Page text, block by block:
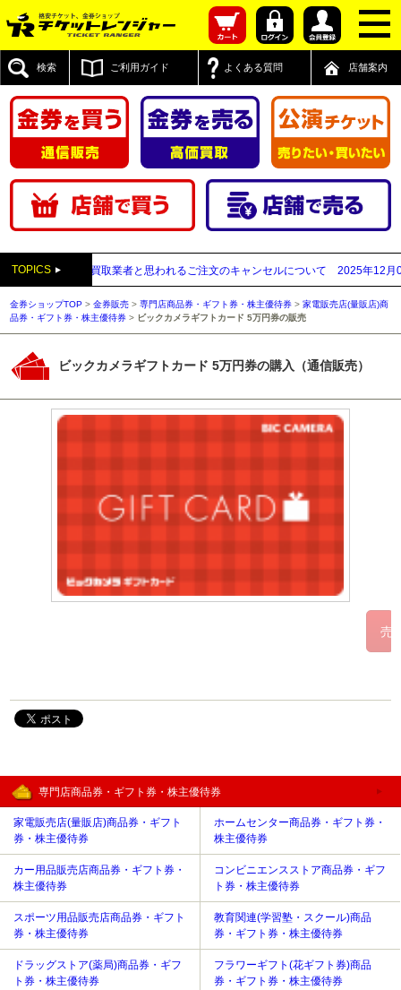
検索 ご利用ガイド よくある質問 店舗案内
TOPICS
先が先払い買取業者と思われるご注文のキャンセルについて 2025年12月05日
金券ショップTOP >金券販売 >専門店商品券・ギフト券・株主優待券 >家電販売店(量販店)商
品券・ギフト券・株主優待券 > ビックカメラギフトカード 5万円券の販売
ビックカメラギフトカード 5万円券の購入（通信販売）
専門店商品券・ギフト券・株主優待券
家電販売店(量販店)商品券・ギフト
券・株主優待券
ホームセンター商品券・ギフト券・
株主優待券
カー用品販売店商品券・ギフト券・
株主優待券
コンビニエンスストア商品券・ギフ
ト券・株主優待券
スポーツ用品販売店商品券・ギフト
券・株主優待券
教育関連(学習塾・スクール)商品
券・ギフト券・株主優待券
ドラッグストア(薬局)商品券・ギフ
ト券・株主優待券
フラワーギフト(花ギフト券)商品
券・ギフト券・株主優待券